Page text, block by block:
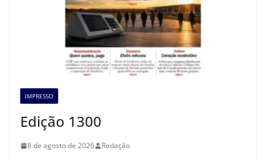
IMPRESSO
Edição 1300
8 de agosto de 2026 Redação